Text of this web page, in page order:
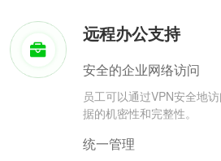
远程办公支持
安全的企业网络访问
员工可以通过VPN安全地
据的机密性和完整性。
统一管理